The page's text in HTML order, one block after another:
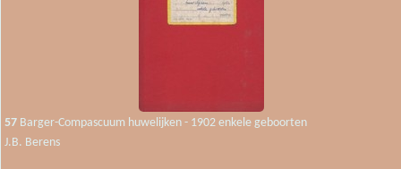
57 Barger-Compascuum huwelijken - 1902 enkele geboorten
J.B. Berens